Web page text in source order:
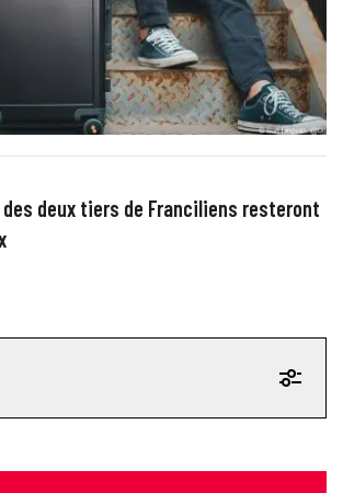
des deux tiers de Franciliens resteront